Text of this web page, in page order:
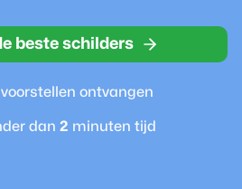
beste schilders
ontvangen
dan 2 minuten tijd